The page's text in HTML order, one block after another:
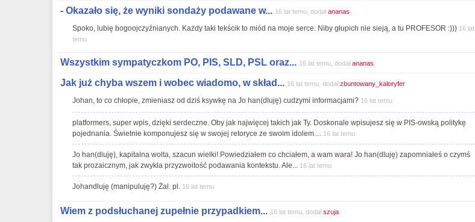
- Okazało się, że wyniki sondaży podawane w... 16 lat temu, dodał ananas
Spoko, lubię bogoojczyźnianych. Każdy taki tekścik to miód na moje serce. Niby głupich nie sieją, a tu PROFESOR :))) 16 lat
temu
Wszystkim sympatyczkom PO, PIS, SLD, PSL oraz... 16 lat temu, dodał ananas
Jak już chyba wszem i wobec wiadomo, w skład... 16 lat temu, dodał zbuntowany_kaloryfer
Johan, to co chłopie, zmieniasz od dziś ksywkę na Jo han(dluję) cudzymi informacjami? 16 lat temu
platformers, super wpis, dzięki serdeczne. Oby jak najwięcej takich jak Ty. Doskonale wpisujesz się w PIS-owską politykę
pojednania. Świetnie komponujesz się w swojej retoryce ze swoim idolem.... 16 lat temu
Jo han(dluję), kapitalna wolta, szacun wielki! Powiedziałem co chciałem, a wam wara! Jo han(dluję) zapomniałeś o czymś
tak prozaicznym, jak zwykła przyzwoitość podawania kontekstu. Ale... 16 lat temu
Johandluję (manipuluję?) Żal. pl. 16 lat temu
Wiem z podsłuchanej zupełnie przypadkiem... 16 lat temu, dodał szuja